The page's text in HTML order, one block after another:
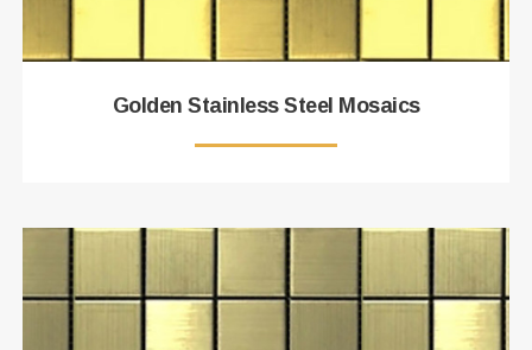
Golden Stainless Steel Mosaics